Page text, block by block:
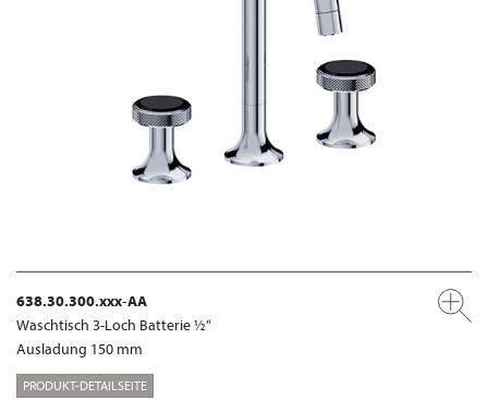
638.30.300.xxx-AA
Waschtisch 3-Loch Batterie ½“
Ausladung 150 mm
PRODUKT-DETAILSEITE